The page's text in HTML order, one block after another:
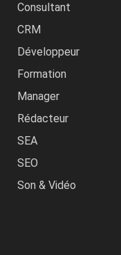
Consultant
CRM
Développeur
Formation
Manager
Rédacteur
SEA
SEO
Son & Vidéo